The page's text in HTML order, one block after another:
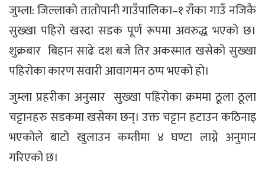
जुम्ला: जिल्लाको तातोपानी गाउँपालिका–१ राँका गाउँ नजिकै
सुख्खा पहिरो खस्दा सडक पूर्ण रूपमा अवरुद्ध भएको छ।
शुक्रबार बिहान साढे दश बजे तिर अकस्मात खसेको सुख्खा
पहिरोका कारण सवारी आवागमन ठप्प भएको हो।
जुम्ला प्रहरीका अनुसार सुख्खा पहिरोका क्रममा ठूला ठूला
चट्टानहरु सडकमा खसेका छन्। उक्त चट्टान हटाउन कठिनाइ
भएकोले बाटो खुलाउन कम्तीमा ४ घण्टा लाग्ने अनुमान
गरिएको छ।